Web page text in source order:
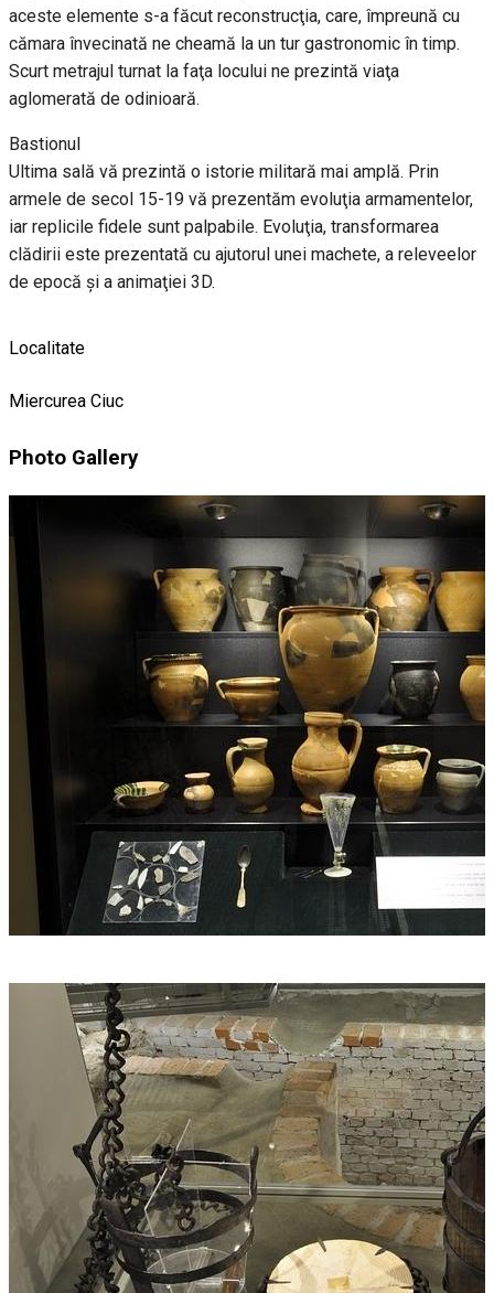
aceste elemente s-a făcut reconstrucţia, care, împreună cu
cămara învecinată ne cheamă la un tur gastronomic în timp.
Scurt metrajul turnat la faţa locului ne prezintă viaţa
aglomerată de odinioară.
Bastionul
Ultima sală vă prezintă o istorie militară mai amplă. Prin
armele de secol 15-19 vă prezentăm evoluţia armamentelor,
iar replicile fidele sunt palpabile. Evoluţia, transformarea
clădirii este prezentată cu ajutorul unei machete, a releveelor
de epocă şi a animaţiei 3D.
Localitate
Miercurea Ciuc
Photo Gallery